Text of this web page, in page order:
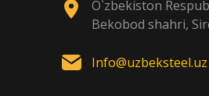
O`zbekiston
Bekobod shahri,
Info@uzbeksteel.uz